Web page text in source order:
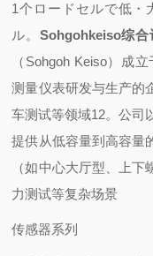
1个ロードセルで低・
ル。 Sohgohkeiso综
（Sohgoh Keiso）成
测量仪表研发与生产的
车测试等领域12。公司
提供从低容量到高容量
（如中心大厅型、上
力测试等复杂场景
传感器系列